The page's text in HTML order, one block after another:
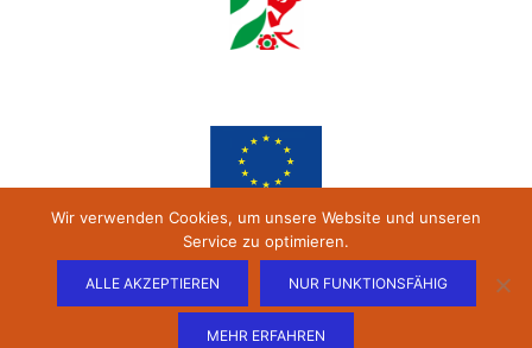
Wir verwenden Cookies, um unsere Website und unseren
Service zu optimieren.
ALLE AKZEPTIEREN NUR FUNKTIONSFÄHIG
MEHR ERFAHREN